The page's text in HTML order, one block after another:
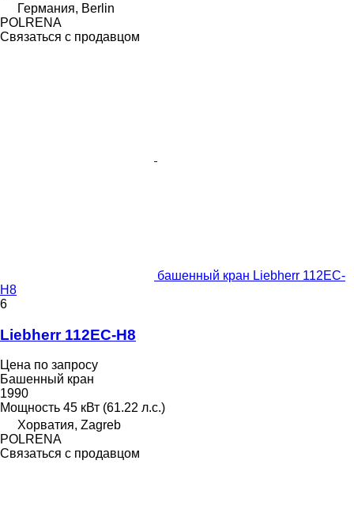
Германия, Berlin
POLRENA
Связаться с продавцом
башенный кран Liebherr 112EC-
H8
6
Liebherr 112EC-H8
Цена по запросу
Башенный кран
1990
Мощность 45 кВт (61.22 л.с.)
Хорватия, Zagreb
POLRENA
Связаться с продавцом